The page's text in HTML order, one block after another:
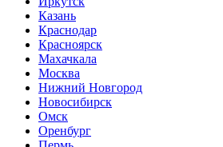
Казань
Краснодар
Красноярск
Махачкала
Москва
Нижний Новгород
Новосибирск
Омск
Оренбург